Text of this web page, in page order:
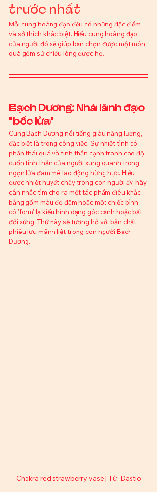
trước nhất
Mỗi cung hoàng đạo đều có những đặc điểm
và sở thích khác biệt. Hiểu cung hoàng đạo
của người đó sẽ giúp bạn chọn được một món
quà gốm sứ chiều lòng được họ.
Bạch Dương: Nhà lãnh đạo
"bốc lửa"
Cung Bạch Dương nổi tiếng giàu năng lượng,
đặc biệt là trong công việc. Sự nhiệt tình có
phần thái quá và tinh thần cạnh tranh cao độ
cuốn tinh thần của người xung quanh trong
ngọn lửa đam mê lao động hừng hực. Hiểu
được nhiệt huyết chảy trong con người ấy, hãy
cân nhắc tìm cho ra một tác phẩm điêu khắc
bằng gốm màu đỏ đậm hoặc một chiếc bình
có 'form' lạ kiểu hình dạng góc cạnh hoặc bất
đối xứng. Thứ này sẽ tương hỗ với bản chất
phiêu lưu mãnh liệt trong con người Bạch
Dương.
Chakra red strawberry vase | Từ: Dastio